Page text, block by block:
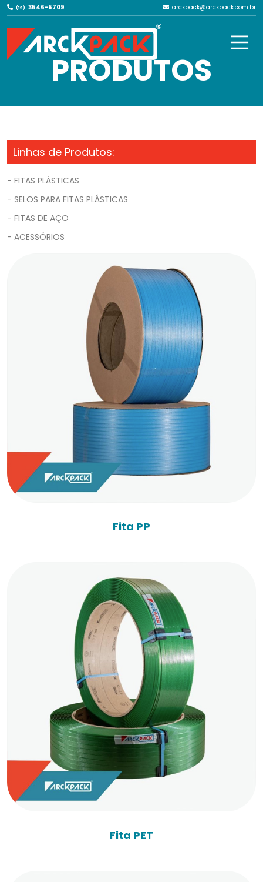
(19) 3546-5709 arckpack@arckpack.com.br
NOSSOS
PRODUTOS
Linhas de Produtos:
- FITAS PLÁSTICAS
- SELOS PARA FITAS PLÁSTICAS
- FITAS DE AÇO
- ACESSÓRIOS
Fita PP
Fita PET